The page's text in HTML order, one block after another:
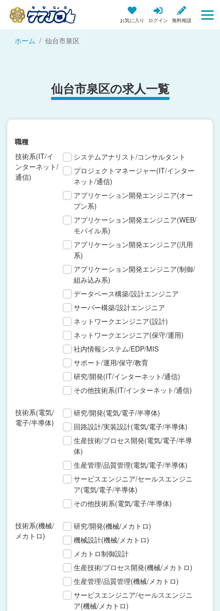
お気に入り ログイン 無料相談
ホーム 仙台市泉区
仙台市泉区の求人一覧
職種
技術系(IT/イ
ンターネット/
通信)
システムアナリスト/コンサルタント
プロジェクトマネージャー(IT/インター
ネット/通信)
アプリケーション開発エンジニア(オー
プン系)
アプリケーション開発エンジニア(WEB/
モバイル系)
アプリケーション開発エンジニア(汎用
系)
アプリケーション開発エンジニア(制御/
組み込み系)
データベース構築/設計エンジニア
サーバー構築/設計エンジニア
ネットワークエンジニア(設計)
ネットワークエンジニア(保守/運用)
社内情報システム/EDP/MIS
サポート/運用/保守/教育
研究/開発(IT/インターネット/通信)
その他技術系(IT/インターネット/通信)
技術系(電気/
電子/半導体)
研究/開発(電気/電子/半導体)
回路設計/実装設計(電気/電子/半導体)
生産技術/プロセス開発(電気/電子/半導
体)
生産管理/品質管理(電気/電子/半導体)
サービスエンジニア/セールスエンジニ
ア(電気/電子/半導体)
その他技術系(電気/電子/半導体)
技術系(機械/
メカトロ)
研究/開発(機械/メカトロ)
機械設計(機械/メカトロ)
メカトロ制御設計
生産技術/プロセス開発(機械/メカトロ)
生産管理/品質管理(機械/メカトロ)
サービスエンジニア/セールスエンジニ
ア(機械/メカトロ)